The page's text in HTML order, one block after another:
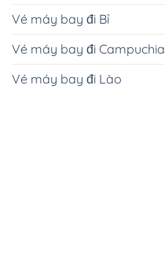
Vé máy bay đi Bỉ
Vé máy bay đi Campuchia
Vé máy bay đi Lào